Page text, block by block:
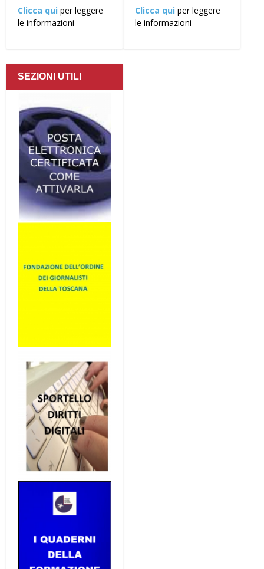
Clicca qui per leggere
le informazioni
Clicca qui per leggere
le informazioni
SEZIONI UTILI